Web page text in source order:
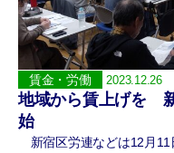
賃金・労働 2023.12.26
地域から賃上げを
始
新宿区労連などは12月11